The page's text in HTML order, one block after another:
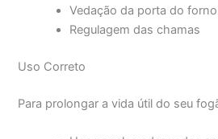
Vedação da porta do forno
Regulagem das chamas
Uso Correto
Para prolongar a vida útil do seu